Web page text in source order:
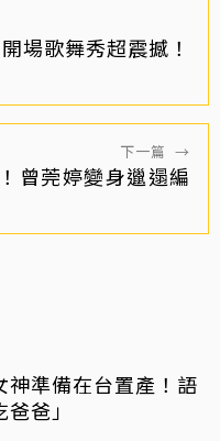
場歌舞秀超震撼！
下一篇 →
曾莞婷變身邋遢編
神準備在台置產！語
爸」